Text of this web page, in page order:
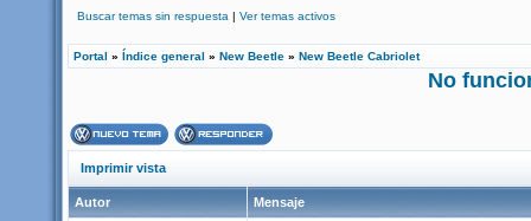
Buscar temas sin respuesta | Ver temas activos
Portal » Índice general » New Beetle » New Beetle Cabriolet
No
Imprimir vista
Autor Mensaje